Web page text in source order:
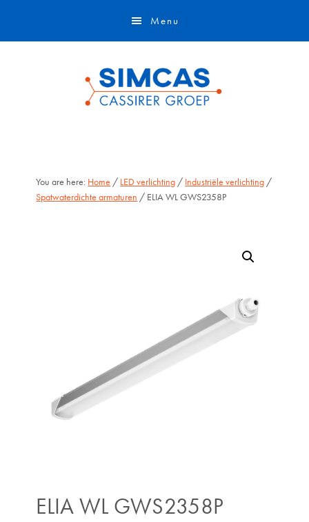
Menu
You are here: Home / LED verlichting / Industriële verlichting /
Spatwaterdichte armaturen / ELIA WL GWS2358P
ELIA WL GWS2358P